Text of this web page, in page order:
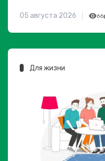
05 августа 2026 66
Для жизни